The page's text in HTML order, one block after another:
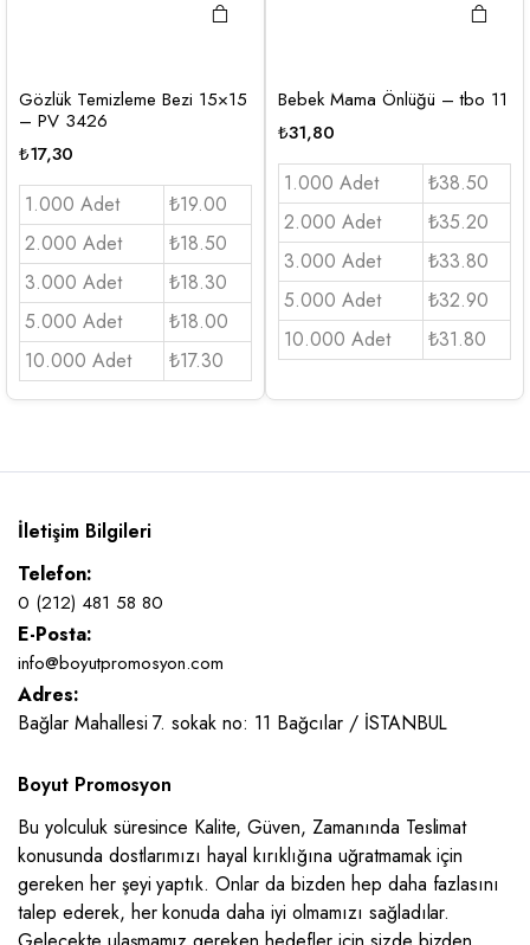
Gözlük Temizleme Bezi 15×15
– PV 3426
₺17,30
1.000 Adet
₺19.00
2.000 Adet
₺18.50
3.000 Adet
₺18.30
5.000 Adet
₺18.00
10.000 Adet
₺17.30
Bebek Mama Önlüğü – tbo 11
₺31,80
1.000 Adet
₺38.50
2.000 Adet
₺35.20
3.000 Adet
₺33.80
5.000 Adet
₺32.90
10.000 Adet
₺31.80
İletişim Bilgileri
Telefon:
0 (212) 481 58 80
E-Posta:
info@boyutpromosyon.com
Adres:
Bağlar Mahallesi 7. sokak no: 11 Bağcılar / İSTANBUL
Boyut Promosyon
Bu yolculuk süresince Kalite, Güven, Zamanında Teslimat
konusunda dostlarımızı hayal kırıklığına uğratmamak için
gereken her şeyi yaptık. Onlar da bizden hep daha fazlasını
talep ederek, her konuda daha iyi olmamızı sağladılar.